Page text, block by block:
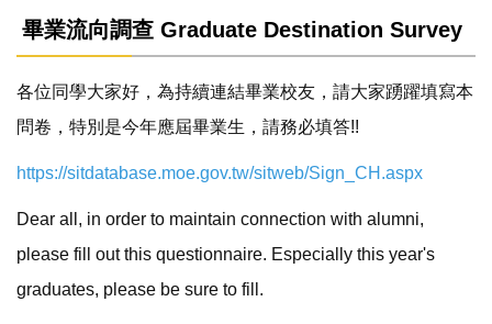
畢業流向調查 Graduate Destination Survey
各位同學大家好，為持續連結畢業校友，請大家踴躍填寫本
問卷，特別是今年應屆畢業生，請務必填答!!
https://sitdatabase.moe.gov.tw/sitweb/Sign_CH.aspx
Dear all, in order to maintain connection with alumni,
please fill out this questionnaire. Especially this year's
graduates, please be sure to fill.